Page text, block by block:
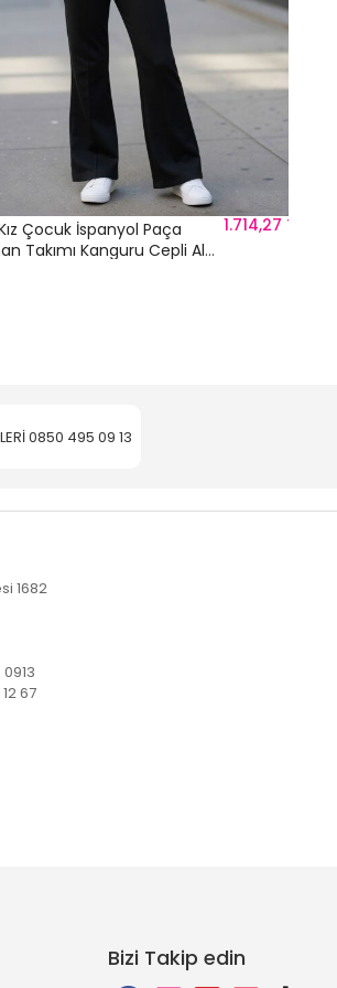
Çocuk İspanyol Paça
Takımı Kanguru Cepli Alt
1.714,27 TL
0850 495 09 13
1682
67
Bizi Takip edin